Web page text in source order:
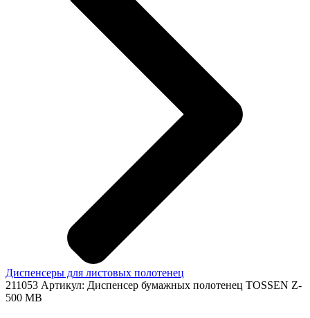
Диспенсеры для листовых полотенец
211053 Артикул: Диспенсер бумажных полотенец TOSSEN Z-
500 MB